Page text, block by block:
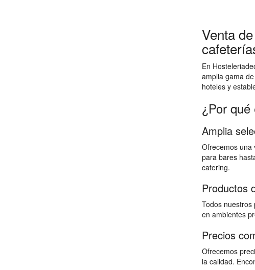
Venta
En
amplia gama
hoteles y
¿Por
Amplia
Ofrecemos una
para bares
catering.
Productos
Todos
en ambientes
Precios
Ofrecemos
la calidad.